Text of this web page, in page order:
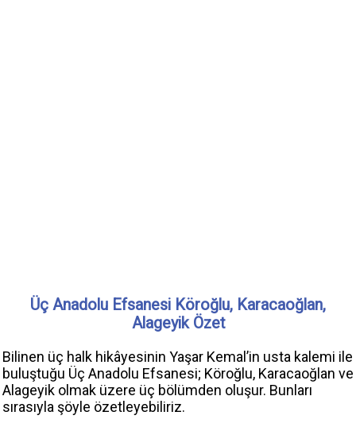
Üç Anadolu Efsanesi Köroğlu, Karacaoğlan,
Alageyik Özet
Bilinen üç halk hikâyesinin Yaşar Kemal’in usta kalemi ile
buluştuğu Üç Anadolu Efsanesi; Köroğlu, Karacaoğlan ve
Alageyik olmak üzere üç bölümden oluşur. Bunları
sırasıyla şöyle özetleyebiliriz.